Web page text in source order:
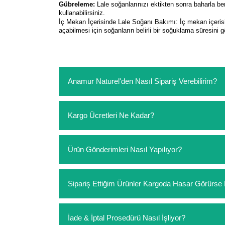
Gübreleme: Lale soğanlarınızı ektikten sonra baharla
kullanabilirsiniz.
İç Mekan İçerisinde Lale Soğanı Bakımı: İç mekan
açabilmesi için soğanların belirli bir soğuklama süresini
Anamur Naturel'den Nasıl Sipariş Verebilirim?
sipariş verebilirsiniz. Sitemizden vereceğiniz
ödeme yoktur.
Kargo Ücretleri Ne Kadar?
siparişlerinizde sepetinizdeki ürünleri
Ürün Gönderimleri Nasıl Yapılıyor?
Sipariş Ettiğim Ürünler Kargoda Hasar
hasar görmüş ise hemen bizimle iletişime
İade & İptal Prosedürü Nasıl İşliyor?